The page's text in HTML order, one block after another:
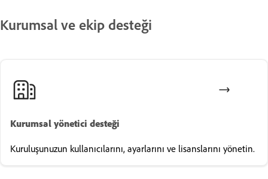
Kurumsal ve ekip desteği
Kurumsal yönetici desteği
Kuruluşunuzun kullanıcılarını, ayarlarını ve lisanslarını yönetin.